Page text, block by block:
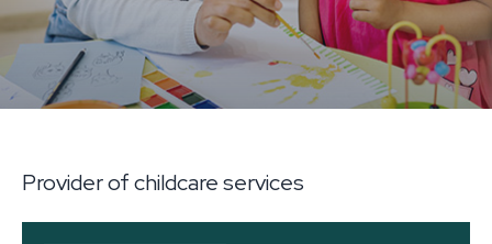
Provider of childcare services